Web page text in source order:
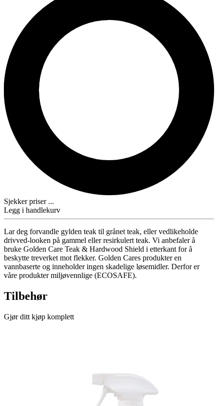
Sjekker priser ...
Legg i handlekurv
Lar deg forvandle gylden teak til grånet teak, eller vedlikeholde
drivved-looken på gammel eller resirkulert teak. Vi anbefaler å
bruke Golden Care Teak & Hardwood Shield i etterkant for å
beskytte treverket mot flekker. Golden Cares produkter en
vannbaserte og inneholder ingen skadelige løsemidler. Derfor er
våre produkter miljøvennlige (ECOSAFE).
Tilbehør
Gjør ditt kjøp komplett